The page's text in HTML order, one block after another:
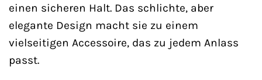
einen sicheren Halt. Das schlichte, aber
elegante Design macht sie zu einem
vielseitigen Accessoire, das zu jedem Anlass
passt.